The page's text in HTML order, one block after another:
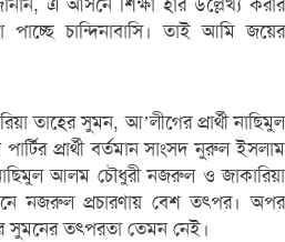
এ আসনে শিক্ষা হার উল্লেখ্য করার
চান্দিনাবাসি। তাই আমি জয়ের
তাহের সুমন, আ’লীগের প্রার্থী নাছিমুল
প্রার্থী বর্তমান সাংসদ নুরুল ইসলাম
আলম চৌধুরী নজরুল ও জাকারিয়া
নজরুল প্রচারণায় বেশ তৎপর। অপর
সুমনের তৎপরতা তেমন নেই।